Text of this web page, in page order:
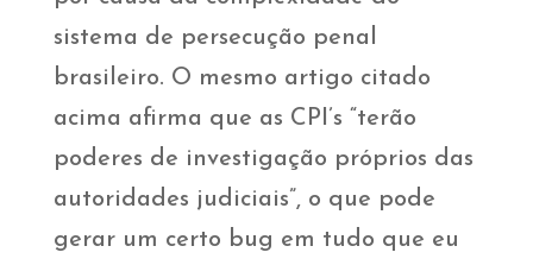
sistema de persecução penal
brasileiro. O mesmo artigo citado
acima afirma que as CPI’s “terão
poderes de investigação próprios das
autoridades judiciais”, o que pode
gerar um certo bug em tudo que eu